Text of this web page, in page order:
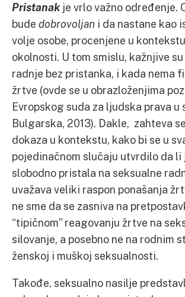
Pristanakje vrlo važno određenje.
bude dobrovoljan i da nastane kao
volje osobe, procenjene u
okolnosti. U tom smislu, kažnjive
radnje bez pristanka, i kada nema
žrtve (ovde se u obrazloženjima
Evropskog suda za ljudska prava u
Bulgarska, 2013). Dakle, zahteva
dokaza u kontekstu, kako bi se u
pojedinačnom slučaju utvrdilo da li
slobodno pristala na seksualne
uvažava veliki raspon ponašanja
ne sme da se zasniva na
“tipičnom” reagovanju žrtve na
silovanje, a posebno ne na rodnim
ženskoj i muškoj seksualnosti.
Takođe, seksualno nasilje